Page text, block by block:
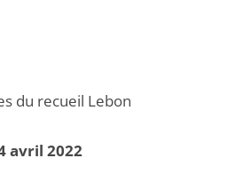
du recueil Lebon
avril 2022